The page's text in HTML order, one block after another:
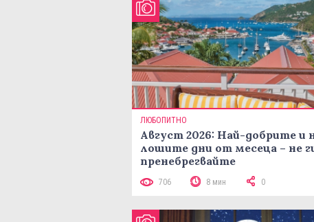
ЛЮБОПИТНО
Август 2026: Най-добрите и
лошите дни от месеца – не
пренебрегвайте
706 8 мин 0